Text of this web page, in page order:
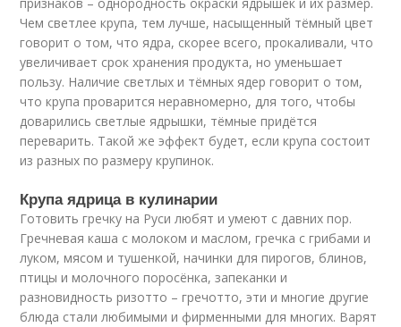
Чем светлее крупа, тем лучше, насыщенный тёмный цвет
говорит о том, что ядра, скорее всего, прокаливали, что
увеличивает срок хранения продукта, но уменьшает
пользу. Наличие светлых и тёмных ядер говорит о том,
что крупа проварится неравномерно, для того, чтобы
доварились светлые ядрышки, тёмные придётся
переварить. Такой же эффект будет, если крупа состоит
из разных по размеру крупинок.
Крупа ядрица в кулинарии
Готовить гречку на Руси любят и умеют с давних пор.
Гречневая каша с молоком и маслом, гречка с грибами и
луком, мясом и тушенкой, начинки для пирогов, блинов,
птицы и молочного поросёнка, запеканки и
разновидность ризотто – гречотто, эти и многие другие
блюда стали любимыми и фирменными для многих. Варят